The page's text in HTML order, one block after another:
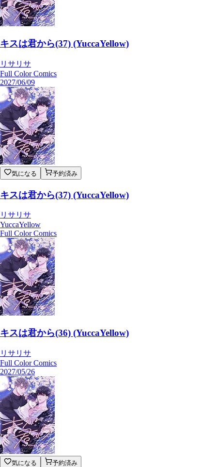
キスは君から(37) (YuccaYellow)
リサリサ
Full Color Comics
2027/06/09
気になる 予約済み
キスは君から(37) (YuccaYellow)
リサリサ
YuccaYellow
Full Color Comics
キスは君から(36) (YuccaYellow)
リサリサ
Full Color Comics
2027/05/26
気になる 予約済み